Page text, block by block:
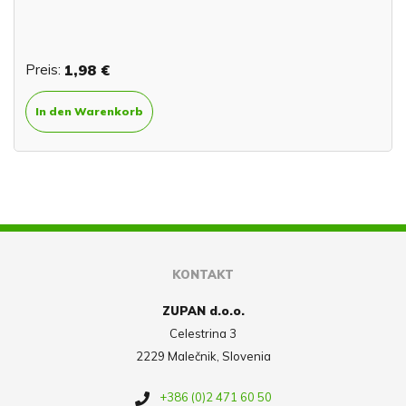
Preis: 1,98 €
In den Warenkorb
KONTAKT
ZUPAN d.o.o.
Celestrina 3
2229 Malečnik, Slovenia
+386 (0)2 471 60 50